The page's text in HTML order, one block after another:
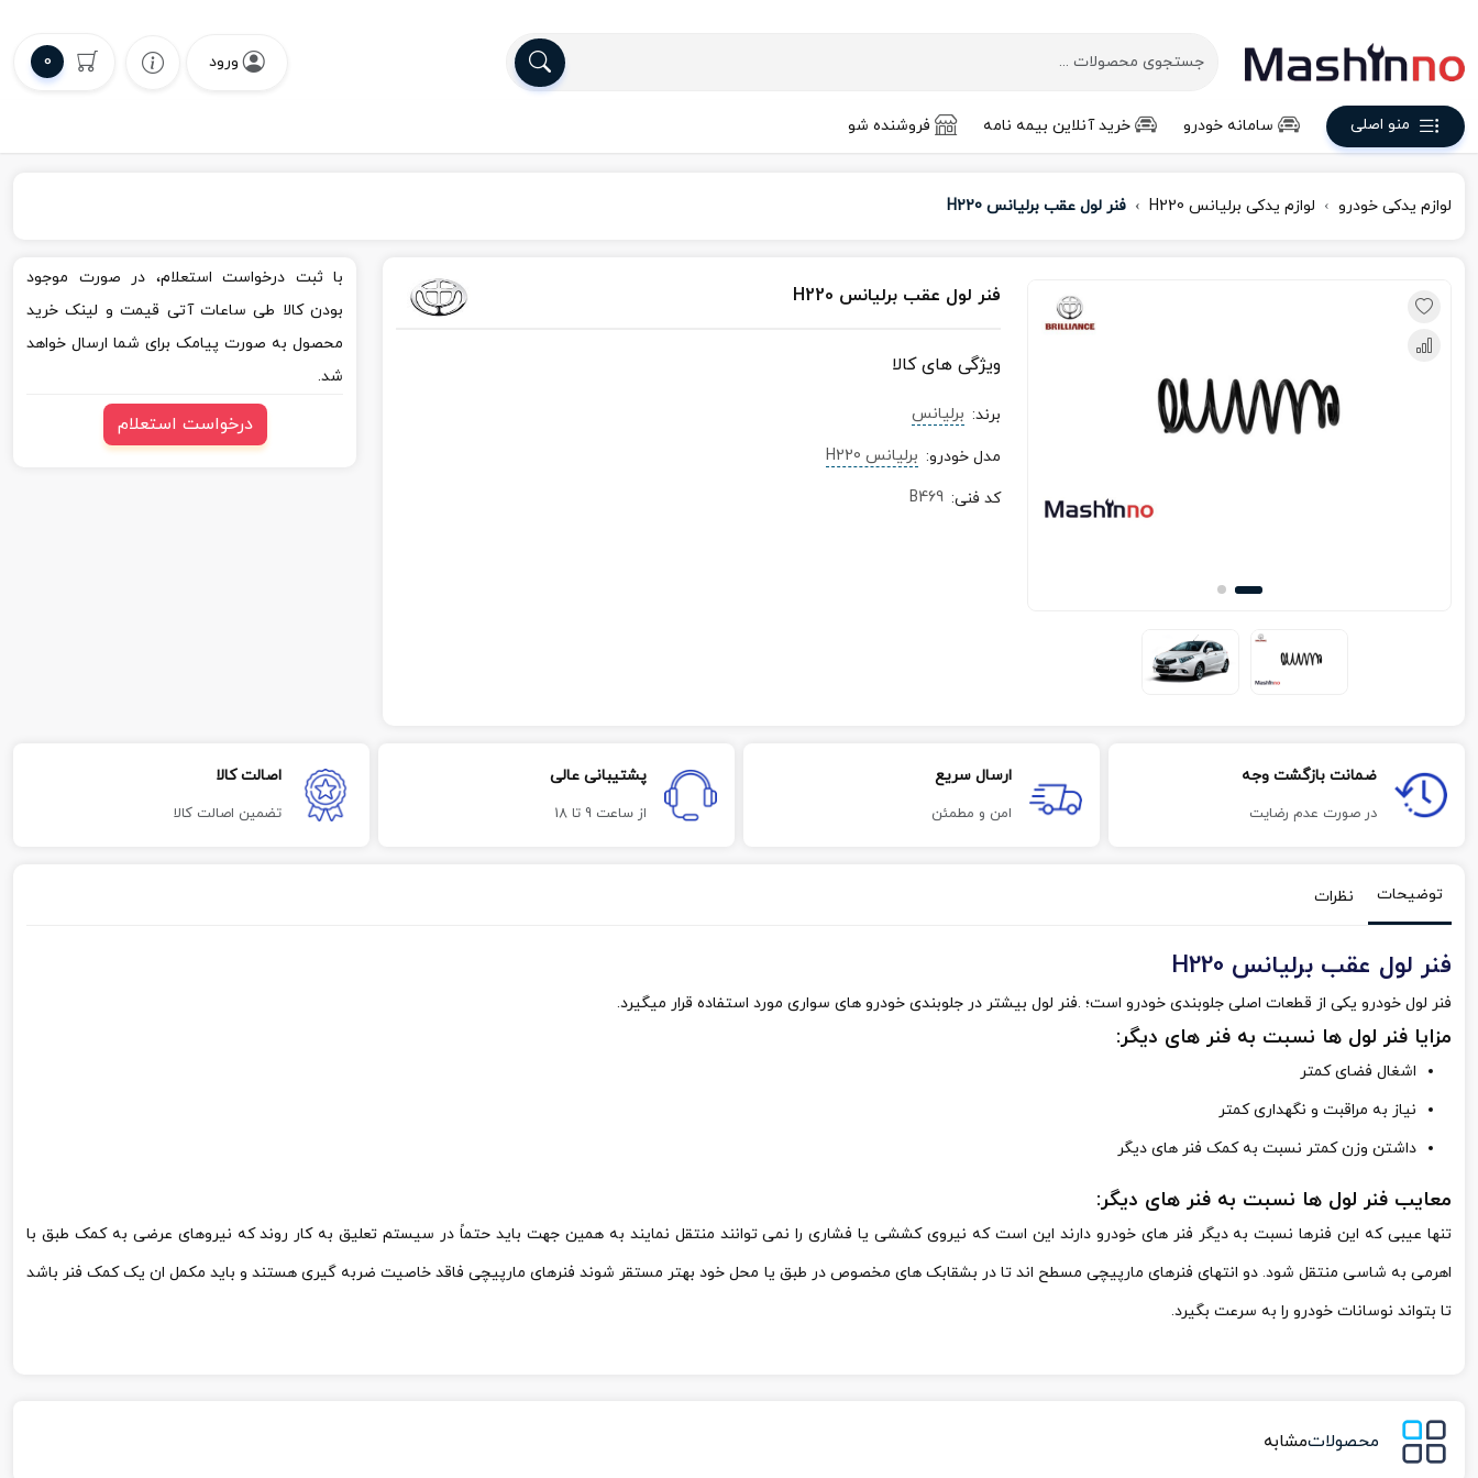
ورود 0
منو اصلی سامانه خودرو خرید آنلاین بیمه نامه فروشنده شو
لوازم یدکی خودرو لوازم یدکی برلیانس H220 فنر لول عقب برلیانس H220
فنر لول عقب برلیانس H220
ویژگی های کالا
برند: برلیانس
مدل خودرو: برلیانس H220
کد فنی:
B469
با ثبت درخواست استعلام، در صورت موجود
بودن کالا طی ساعات آتی قیمت و لینک خرید
محصول به صورت پیامک برای شما ارسال خواهد
شد.
درخواست استعلام
ضمانت بازگشت وجه
در صورت عدم رضایت
ارسال سریع
امن و مطمئن
پشتیبانی عالی
از ساعت 9 تا 18
اصالت کالا
تضمین اصالت کالا
توضیحات نظرات
فنر لول عقب برلیانس H220
فنر لول خودرو یکی از قطعات اصلی جلوبندی خودرو است؛ .فنر لول بیشتر در جلوبندی خودرو های سواری مورد استفاده قرار میگیرد.
مزایا فنر لول ها نسبت به فنر های دیگر:
اشغال فضای کمتر
نیاز به مراقبت و نگهداری کمتر
داشتن وزن کمتر نسبت به کمک فنر های دیگر
معایب فنر لول ها نسبت به فنر های دیگر:
تنها عیبی که این فنرها نسبت به دیگر فنر های خودرو دارند این است که نیروی کششی یا فشاری را نمی توانند منتقل نمایند به همین جهت باید حتماً در سیستم تعلیق به کار روند که نیروهای عرضی به کمک طبق با
اهرمی به شاسی منتقل شود. دو انتهای فنرهای مارپیچی مسطح اند تا در بشقابک های مخصوص در طبق یا محل خود بهتر مستقر شوند فنرهای مارپیچی فاقد خاصیت ضربه گیری هستند و باید مکمل ان یک کمک فنر باشد
تا بتواند نوسانات خودرو را به سرعت بگیرد.
محصولاتمشابه